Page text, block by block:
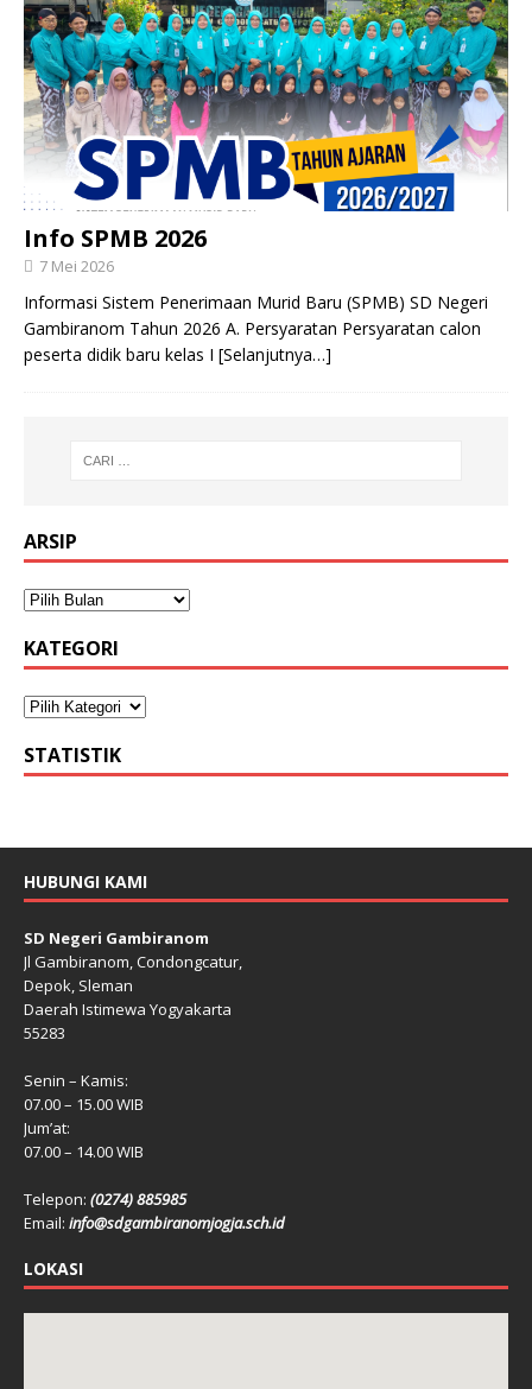
Info SPMB 2026
7 Mei 2026
Informasi Sistem Penerimaan Murid Baru (SPMB) SD Negeri
Gambiranom Tahun 2026 A. Persyaratan Persyaratan calon
peserta didik baru kelas I [Selanjutnya…]
ARSIP
KATEGORI
STATISTIK
HUBUNGI KAMI
SD Negeri Gambiranom
Jl Gambiranom, Condongcatur,
Depok, Sleman
Daerah Istimewa Yogyakarta
55283
Senin – Kamis:
07.00 – 15.00 WIB
Jum’at:
07.00 – 14.00 WIB
Telepon: (0274) 885985
Email: info@sdgambiranomjogja.sch.id
LOKASI